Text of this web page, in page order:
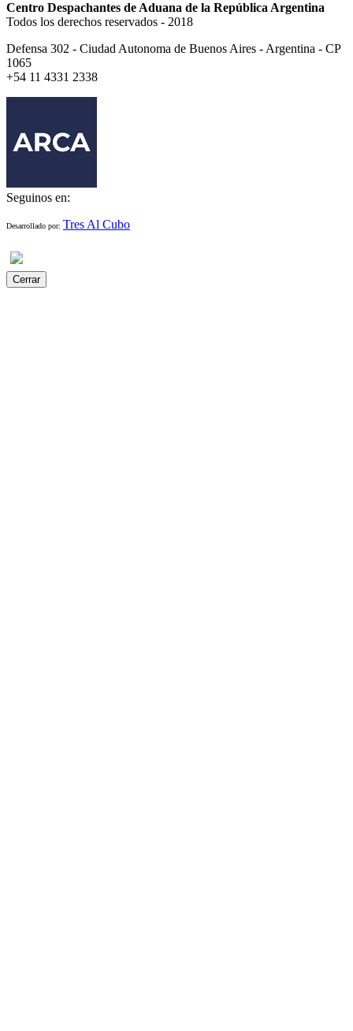
Centro Despachantes de Aduana de la República Argentina
Todos los derechos reservados - 2018
Defensa 302 - Ciudad Autonoma de Buenos Aires - Argentina - CP
1065
+54 11 4331 2338
Seguinos en:
Desarrollado por: Tres Al Cubo
Cerrar